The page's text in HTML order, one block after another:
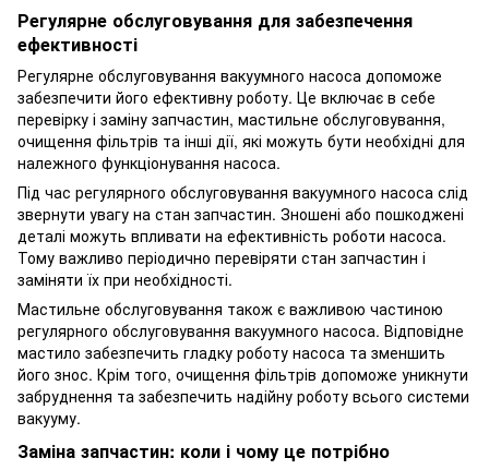
Регулярне обслуговування для забезпечення
ефективності
Регулярне обслуговування вакуумного насоса допоможе
забезпечити його ефективну роботу. Це включає в себе
перевірку і заміну запчастин, мастильне обслуговування,
очищення фільтрів та інші дії, які можуть бути необхідні для
належного функціонування насоса.
Під час регулярного обслуговування вакуумного насоса слід
звернути увагу на стан запчастин. Зношені або пошкоджені
деталі можуть впливати на ефективність роботи насоса.
Тому важливо періодично перевіряти стан запчастин і
заміняти їх при необхідності.
Мастильне обслуговування також є важливою частиною
регулярного обслуговування вакуумного насоса. Відповідне
мастило забезпечить гладку роботу насоса та зменшить
його знос. Крім того, очищення фільтрів допоможе уникнути
забруднення та забезпечить надійну роботу всього системи
вакууму.
Заміна запчастин: коли і чому це потрібно